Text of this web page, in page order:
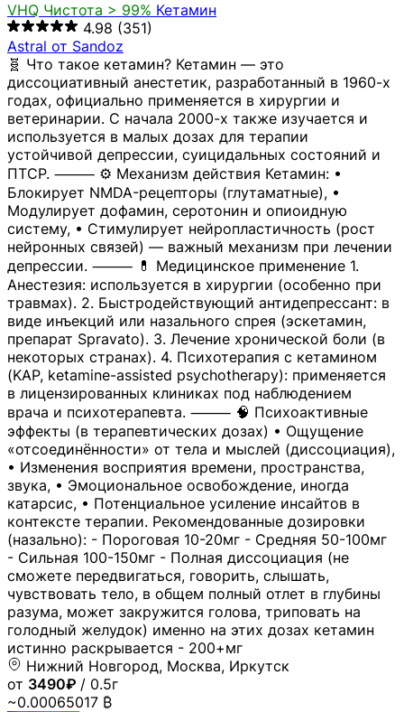
VHQ Чистота > 99% Кетамин
4.98 (351)
Astral от Sandoz
🧬 Что такое кетамин? Кетамин — это
диссоциативный анестетик, разработанный в 1960-х
годах, официально применяется в хирургии и
ветеринарии. С начала 2000-х также изучается и
используется в малых дозах для терапии
устойчивой депрессии, суицидальных состояний и
ПТСР. ⸻ ⚙️ Механизм действия Кетамин: •
Блокирует NMDA-рецепторы (глутаматные), •
Модулирует дофамин, серотонин и опиоидную
систему, • Стимулирует нейропластичность (рост
нейронных связей) — важный механизм при лечении
депрессии. ⸻ 💊 Медицинское применение 1.
Анестезия: используется в хирургии (особенно при
травмах). 2. Быстродействующий антидепрессант: в
виде инъекций или назального спрея (эскетамин,
препарат Spravato). 3. Лечение хронической боли (в
некоторых странах). 4. Психотерапия с кетамином
(KAP, ketamine-assisted psychotherapy): применяется
в лицензированных клиниках под наблюдением
врача и психотерапевта. ⸻ 🧠 Психоактивные
эффекты (в терапевтических дозах) • Ощущение
«отсоединённости» от тела и мыслей (диссоциация),
• Изменения восприятия времени, пространства,
звука, • Эмоциональное освобождение, иногда
катарсис, • Потенциальное усиление инсайтов в
контексте терапии. Рекомендованные дозировки
(назально): - Пороговая 10-20мг - Средняя 50-100мг
- Сильная 100-150мг - Полная диссоциация (не
сможете передвигаться, говорить, слышать,
чувствовать тело, в общем полный отлет в глубины
разума, может закружится голова, триповать на
голодный желудок) именно на этих дозах кетамин
истинно раскрывается - 200+мг
Нижний Новгород, Москва, Иркутск
от 3490₽ / 0.5г
~0.00065017 ₿